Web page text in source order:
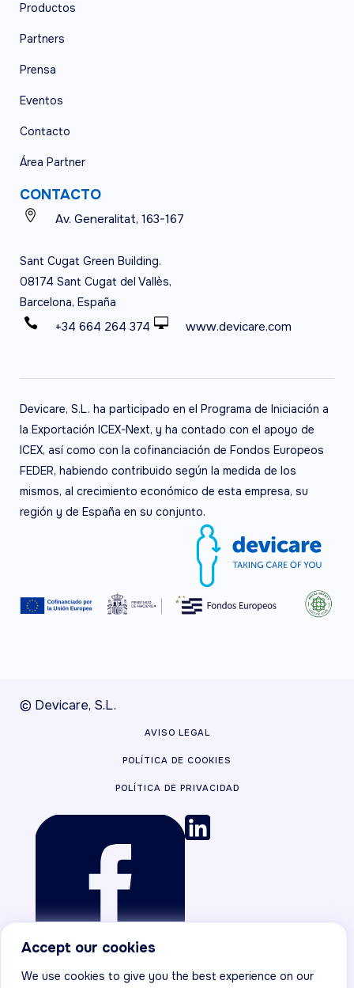
Accept our cookies
We use cookies to give you the best experience on our
Productos
Partners
Prensa
Eventos
Contacto
Área Partner
CONTACTO
Av. Generalitat, 163-167
Sant Cugat Green Building.
08174 Sant Cugat del Vallès,
Barcelona, España
+34 664 264 374 www.devicare.com
Devicare, S.L. ha participado en el Programa de Iniciación a
la Exportación ICEX-Next, y ha contado con el apoyo de
ICEX, así como con la cofinanciación de Fondos Europeos
FEDER, habiendo contribuido según la medida de los
mismos, al crecimiento económico de esta empresa, su
región y de España en su conjunto.
© Devicare, S.L.
AVISO LEGAL
POLÍTICA DE COOKIES
POLÍTICA DE PRIVACIDAD